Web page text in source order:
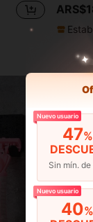
Nuevo usuario
47
Sin mín.
Nuevo usuario
40